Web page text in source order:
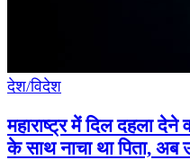
देश/विदेश
महाराष्ट्र में दिल दहला
के साथ नाचा था पिता, अब